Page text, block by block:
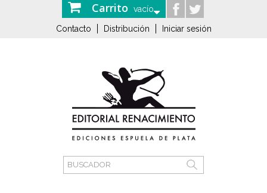
Carrito vacío
Contacto Distribución Iniciar sesión